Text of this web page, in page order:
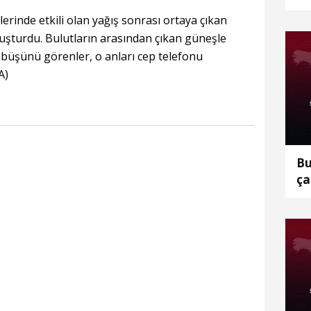
etkili olan yağış sonrası ortaya çıkan
Bulutların arasından çıkan güneşle
görenler, o anları cep telefonu